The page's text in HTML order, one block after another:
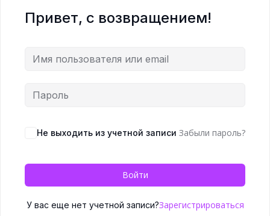
Привет, с возвращением!
Не выходить из учетной записи Забыли пароль?
Войти
У вас еще нет учетной записи?Зарегистрироваться